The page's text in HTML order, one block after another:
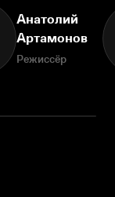
Анатолий
Артамонов
Режиссёр